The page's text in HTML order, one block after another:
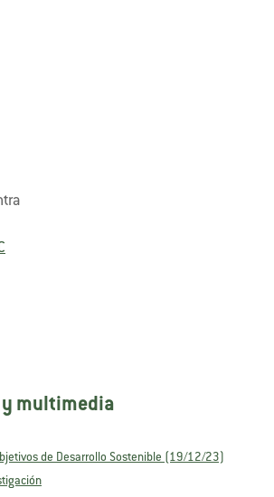
multimedia
de Desarrollo Sostenible (19/12/23)